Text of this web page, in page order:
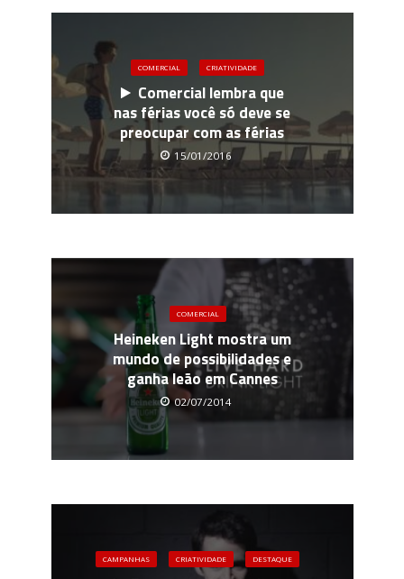
COMERCIAL CRIATIVIDADE
Comercial lembra que
nas férias você só deve se
preocupar com as férias
15/01/2016
COMERCIAL
Heineken Light mostra um
mundo de possibilidades e
ganha leão em Cannes
02/07/2014
CAMPANHAS CRIATIVIDADE DESTAQUE